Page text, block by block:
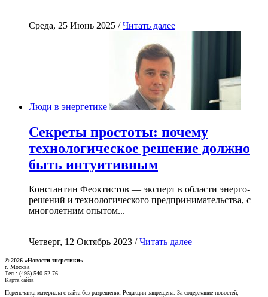
Среда, 25 Июнь 2025 /Читать далее
Люди в энергетике
Секреты простоты: почему
технологическое решение должно
быть интуитивным
Константин Феоктистов — эксперт в области энерго-
решений и технологического предпринимательства, с
многолетним опытом...
Четверг, 12 Октябрь 2023 /Читать далее
© 2026 «Новости энеретики»
г. Москва
Тел.: (495) 540-52-76
Карта сайта
Перепечатка материала с сайта без разрешения Редакции запрещена. За содержание новостей,